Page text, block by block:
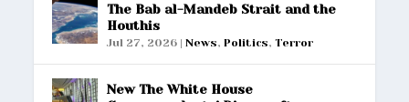
The Bab al-Mandeb Strait and the
Houthis
Jul 27, 2026 |News,Politics,Terror
New The White House